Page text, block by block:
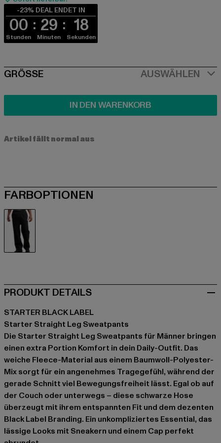
-23% DEAL ENDET IN
00
Stunden
29
Minuten
18
Sekunden
SIZE
GRÖSSE AUSWÄHLEN
IN DEN WARENKORB
Artikel fällt normal aus
FARBOPTIONEN
PRODUKT DETAILS
STARTER BLACK LABEL
Starter Straight Leg Sweatpants
Die Starter Straight Leg Sweatpants für Männer bringen
einen extra Portion Komfort in dein Daily-Outfit. Das
weiche Fleece-Material aus einem Baumwoll-Polyester-
Mix sorgt für ein angenehmes Tragegefühl, während der
gerade Schnitt viel Bewegungsfreiheit lässt. Egal ob auf
der Couch oder unterwegs – diese schwarze Hose
überzeugt mit ihrem entspannten Fit und dem dezenten
Black Label Branding. Ein unkompliziertes Essential, das
lässige Looks mit Sneakern und einem Cap perfekt